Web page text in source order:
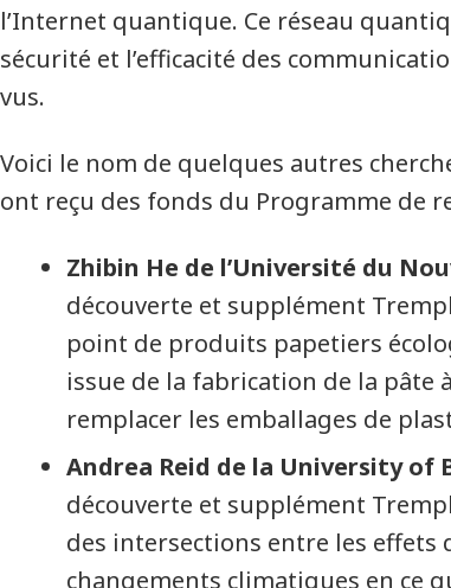
l’Internet quantique. Ce réseau
sécurité et l’efficacité des
vus.
Voici le nom de quelques autres
ont reçu des fonds du Programme de
Zhibin He de l’Université du
découverte et supplément
point de produits papetiers
issue de la fabrication de la pâte
remplacer les emballages de
Andrea Reid de la University of
découverte et supplément
des intersections entre les effets
changements climatiques en ce